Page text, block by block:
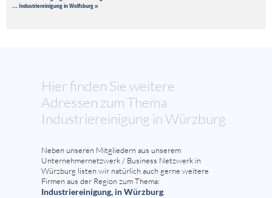
... Industriereinigung in Wolfsburg »
Hier finden Sie weitere
Adressen zum Thema
Industriereinigung in Würzburg
Neben unseren Mitgliedern aus unserem
Unternehmernetzwerk / Business Netzwerk in
Würzburg listen wir natürlich auch gerne weitere
Firmen aus der Region zum Thema:
Industriereinigung, in Würzburg